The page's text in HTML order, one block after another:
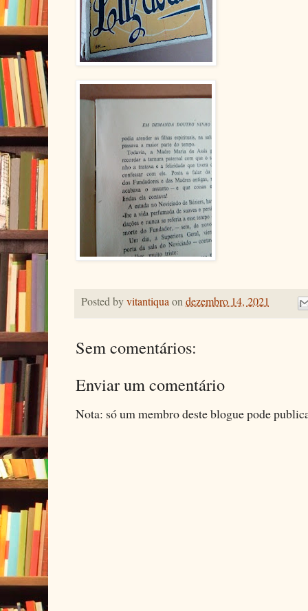
Posted byvitantiquaondezembro 14, 2021
Sem comentários:
Enviar um comentário
Nota: só um membro deste blogue pode